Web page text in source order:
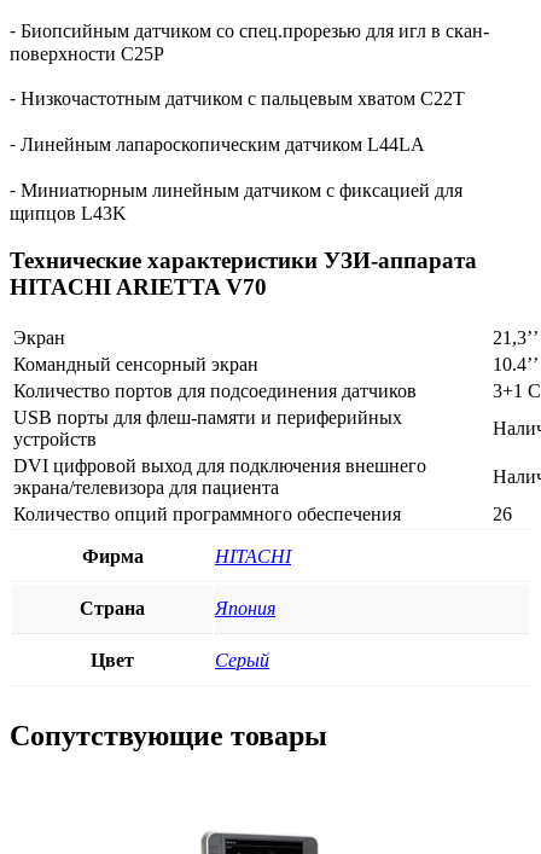
⁃ Биопсийным датчиком со спец.прорезью для игл в скан-
поверхности C25P
⁃ Низкочастотным датчиком с пальцевым хватом C22T
⁃ Линейным лапароскопическим датчиком L44LA
⁃ Миниатюрным линейным датчиком с фиксацией для
щипцов L43K
Технические характеристики УЗИ-аппарата
HITACHI ARIETTA V70
Экран
21,3’’
Командный сенсорный экран
10.4’’
Количество портов для подсоединения датчиков
3+1
USB порты для флеш-памяти и периферийных
устройств
DVI цифровой выход для подключения внешнего
экрана/телевизора для пациента
Количество опций программного обеспечения
26
Фирма HITACHI
Страна Япония
Цвет Серый
Сопутствующие товары